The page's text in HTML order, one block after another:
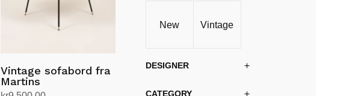
Vintage sofabord fra
Martins
New Vintage
DESIGNER
CATEGORY